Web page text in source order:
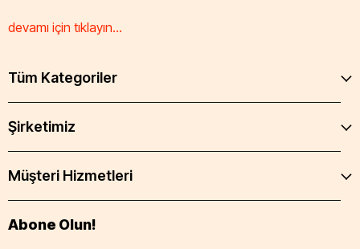
devamı için tıklayın...
Tüm Kategoriler
Şirketimiz
Müşteri Hizmetleri
Abone Olun!